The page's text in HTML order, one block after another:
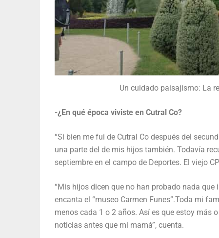
Un cuidado paisajismo: La
-¿En qué época viviste en Cutral Co?
“Si bien me fui de Cutral Co después del
una parte del de mis hijos también. Todavía
septiembre en el campo de Deportes. El viejo
“Mis hijos dicen que no han probado nada
encanta el “museo Carmen Funes”.Toda mi
menos cada 1 o 2 años. Así es que estoy más
noticias antes que mi mamá”, cuenta.